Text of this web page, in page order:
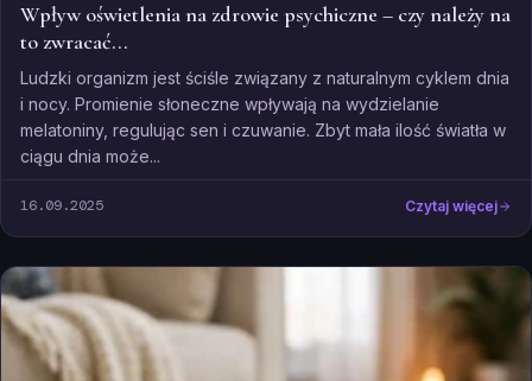
Wpływ oświetlenia na zdrowie psychiczne – czy należy na
to zwracać...
Ludzki organizm jest ściśle związany z naturalnym cyklem dnia
i nocy. Promienie słoneczne wpływają na wydzielanie
melatoniny, regulując sen i czuwanie. Zbyt mała ilość światła w
ciągu dnia może...
16.09.2025 Czytaj więcej